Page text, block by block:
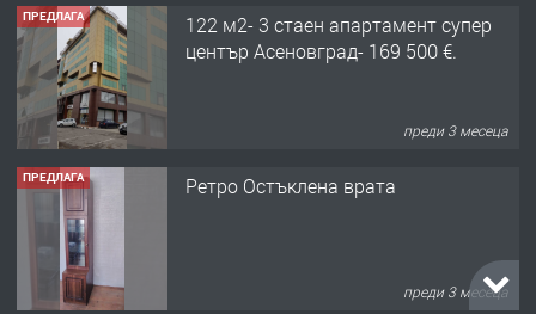
ПРЕДЛАГА Ретро Остъклена врата
преди 3 месеца
ПРЕДЛАГА
🌟HYUNDAI i10 - 2024 | Само 55 лв./
преди 10 месеца